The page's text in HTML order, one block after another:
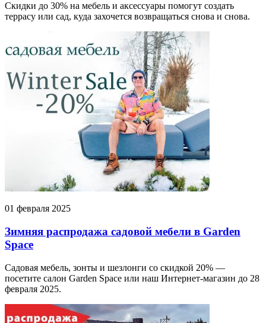
Скидки до 30% на мебель и аксессуары помогут создать
террасу или сад, куда захочется возвращаться снова и снова.
01 февраля 2025
Зимняя распродажа садовой мебели в Garden
Space
Садовая мебель, зонты и шезлонги со скидкой 20% —
посетите салон Garden Space или наш Интернет-магазин до 28
февраля 2025.